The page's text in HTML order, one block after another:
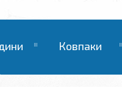
Ковпаки